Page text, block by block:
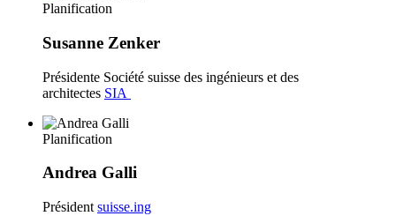
Planification
Susanne Zenker
Présidente Société suisse des ingénieurs et des
architectes SIA
Planification
Andrea Galli
Président suisse.ing